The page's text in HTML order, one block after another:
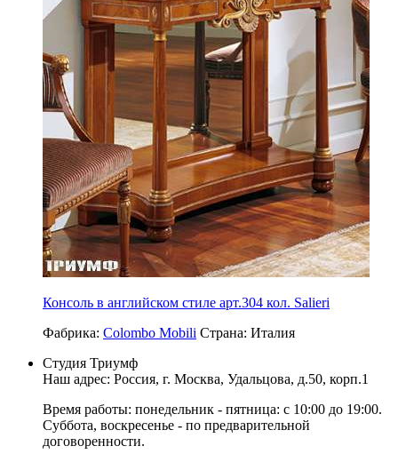
Консоль в английском стиле арт.304 кол. Salieri
Фабрика: Colombo Mobili Страна: Италия
Студия Триумф
Наш адрес: Россия, г. Москва, Удальцова, д.50, корп.1
Время работы: понедельник - пятница: с 10:00 до 19:00.
Суббота, воскресенье - по предварительной
договоренности.